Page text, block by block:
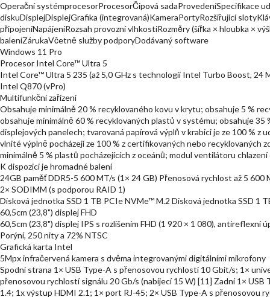
Operační systémprocesorProcesorČipová sadaProvedeníSpecifikace
diskuDisplejDisplejGrafika (integrovaná)KameraPortyRozšiřující
připojeníNapájeníRozsah provozní vlhkostiRozměry (šířka × hloubka ×
baleníZárukaVčetně služby podporyDodávaný software
Windows 11 Pro
Procesor Intel Core™ Ultra 5
Intel Core™ Ultra 5 235 (až 5,0 GHz s technologií Intel Turbo Boost, 24
Intel Q870 (vPro)
Multifunkční zařízení
Obsahuje minimálně 20 % recyklovaného kovu v krytu; obsahuje 5 %
obsahuje minimálně 60 % recyklovaných plastů v systému; obsahuje 35
displejových panelech; tvarovaná papírová výplň v krabici je ze 100 % z
vlnité výplně pocházejí ze 100 % z certifikovaných nebo
minimálně 5 % plastů pocházejících z oceánů; modul ventilátoru
K dispozici je hromadné balení
24GB paměť DDR5-5 600 MT/s (1× 24 GB) Přenosová rychlost až 5 600
2× SODIMM (s podporou RAID 1)
Disková jednotka SSD 1 TB PCIe NVMe™ M.2 Disková jednotka SSD 1
60,5cm (23,8") displej FHD
60,5cm (23,8") displej IPS s rozlišením FHD (1 920 × 1 080),
Porýní, 250 nity a 72% NTSC
Grafická karta Intel
5Mpx infračervená kamera s dvěma integrovanými digitálními mikrofony
Spodní strana 1× USB Type-A s přenosovou rychlostí 10 Gbit/s; 1×
přenosovou rychlostí signálu 20 Gb/s (nabíjecí 15 W) [11] Zadní 1×
1.4; 1x výstup HDMI 2.1; 1× port RJ-45; 2× USB Type-A s přenosovou